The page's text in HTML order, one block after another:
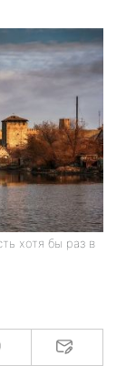
хотя бы раз в